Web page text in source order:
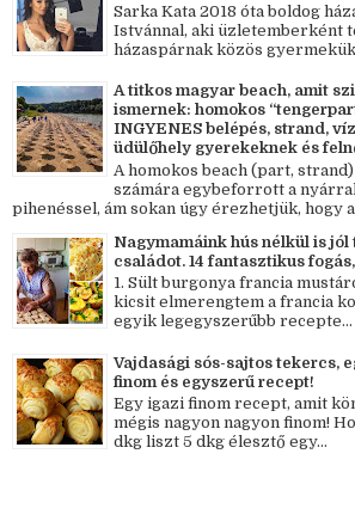
Sarka Kata 2018 óta boldog
Istvánnal, aki üzletemberként
házaspárnak közös
A titkos magyar beach, amit
ismernek: homokos
INGYENES belépés, strand,
üdülőhely gyerekeknek és
A homokos beach (part,
számára egybeforrott a
pihenéssel, ám sokan úgy érezhetjük, hogy
Nagymamáink hús nélkül is
családot. 14 fantasztikus
1. Sült burgonya francia
kicsit elmerengtem a francia
egyik legegyszerűbb recepte...
Vajdasági sós-sajtos tekercs,
finom és egyszerű recept!
Egy igazi finom recept, amit
mégis nagyon nagyon finom!
dkg liszt 5 dkg élesztő egy...